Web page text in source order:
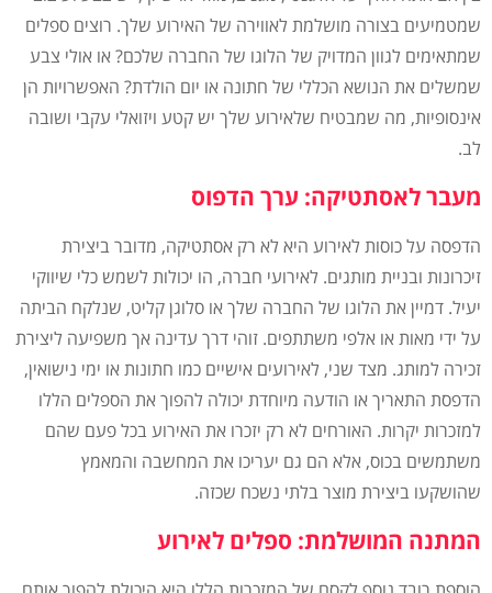
שמטמיעים בצורה מושלמת לאווירה של האירוע שלך. רוצים ספלים
שמתאימים לגוון המדויק של הלוגו של החברה שלכם? או אולי צבע
שמשלים את הנושא הכללי של חתונה או יום הולדת? האפשרויות הן
אינסופיות, מה שמבטיח שלאירוע שלך יש קטע ויזואלי עקבי ושובה
לב.
מעבר לאסתטיקה: ערך הדפוס
הדפסה על כוסות לאירוע היא לא רק אסתטיקה, מדובר ביצירת
זיכרונות ובניית מותגים. לאירועי חברה, הו יכולות לשמש כלי שיווקי
יעיל. דמיין את הלוגו של החברה שלך או סלוגן קליט, שנלקח הביתה
על ידי מאות או אלפי משתתפים. זוהי דרך עדינה אך משפיעה ליצירת
זכירה למותג. מצד שני, לאירועים אישיים כמו חתונות או ימי נישואין,
הדפסת התאריך או הודעה מיוחדת יכולה להפוך את הספלים הללו
למזכרות יקרות. האורחים לא רק יזכרו את האירוע בכל פעם שהם
משתמשים בכוס, אלא הם גם יעריכו את המחשבה והמאמץ
שהושקעו ביצירת מוצר בלתי נשכח שכזה.
המתנה המושלמת: ספלים לאירוע